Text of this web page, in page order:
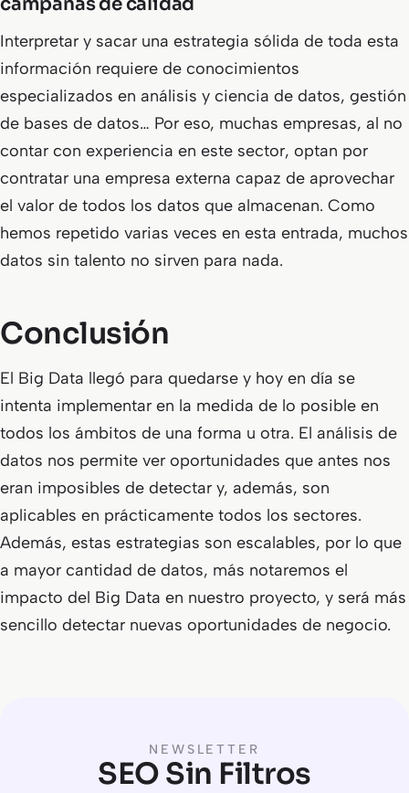
Interpretar y sacar una estrategia sólida de toda esta
información requiere de conocimientos
especializados en análisis y ciencia de datos, gestión
de bases de datos… Por eso, muchas empresas, al no
contar con experiencia en este sector, optan por
contratar una empresa externa capaz de aprovechar
el valor de todos los datos que almacenan. Como
hemos repetido varias veces en esta entrada, muchos
datos sin talento no sirven para nada.
Conclusión
El Big Data llegó para quedarse y hoy en día se
intenta implementar en la medida de lo posible en
todos los ámbitos de una forma u otra. El análisis de
datos nos permite ver oportunidades que antes nos
eran imposibles de detectar y, además, son
aplicables en prácticamente todos los sectores.
Además, estas estrategias son escalables, por lo que
a mayor cantidad de datos, más notaremos el
impacto del Big Data en nuestro proyecto, y será más
sencillo detectar nuevas oportunidades de negocio.
NEWSLETTER
SEO Sin Filtros